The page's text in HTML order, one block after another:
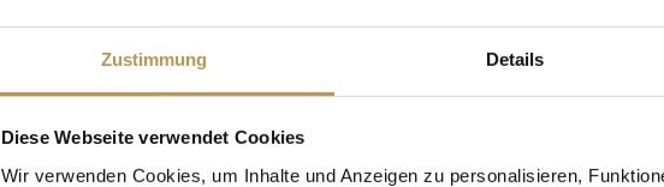
Zustimmung Details
Diese Webseite verwendet Cookies
Wir verwenden Cookies, um Inhalte und Anzeigen zu personalisieren,
Auch als Tagesgast sind Sie herzlich
Täglich erwartet Sie unser vielseitiges FREUND
Wurst- und Käsespezialitäten, Marmelade,